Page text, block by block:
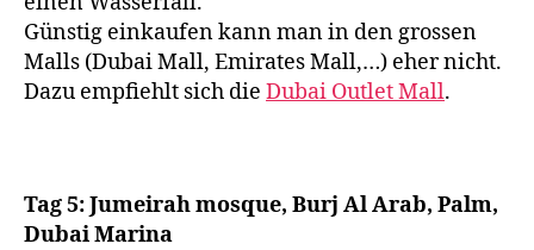
Günstig einkaufen kann man in den grossen
Malls (Dubai Mall, Emirates Mall,…) eher nicht.
Dazu empfiehlt sich die Dubai Outlet Mall.
Tag 5: Jumeirah mosque, Burj Al Arab, Palm,
Dubai Marina